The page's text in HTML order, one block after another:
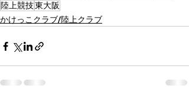
陸上競技東大阪
かけっこクラブ/陸上クラブ